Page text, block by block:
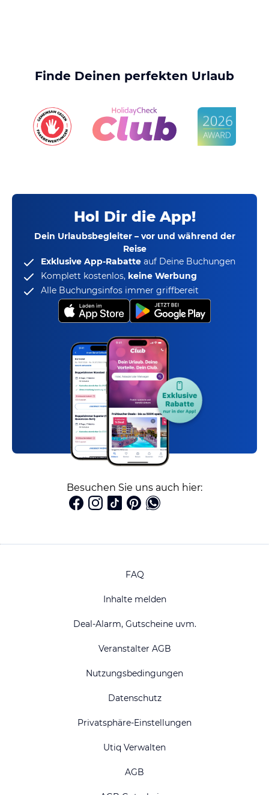
Finde Deinen perfekten Urlaub
Hol Dir die App!
Dein Urlaubsbegleiter – vor und während der
Reise
Exklusive App-Rabatte auf Deine Buchungen
Komplett kostenlos, keine Werbung
Alle Buchungsinfos immer griffbereit
Besuchen Sie uns auch hier:
FAQ
Inhalte melden
Deal-Alarm, Gutscheine uvm.
Veranstalter AGB
Nutzungsbedingungen
Datenschutz
Privatsphäre-Einstellungen
Utiq Verwalten
AGB